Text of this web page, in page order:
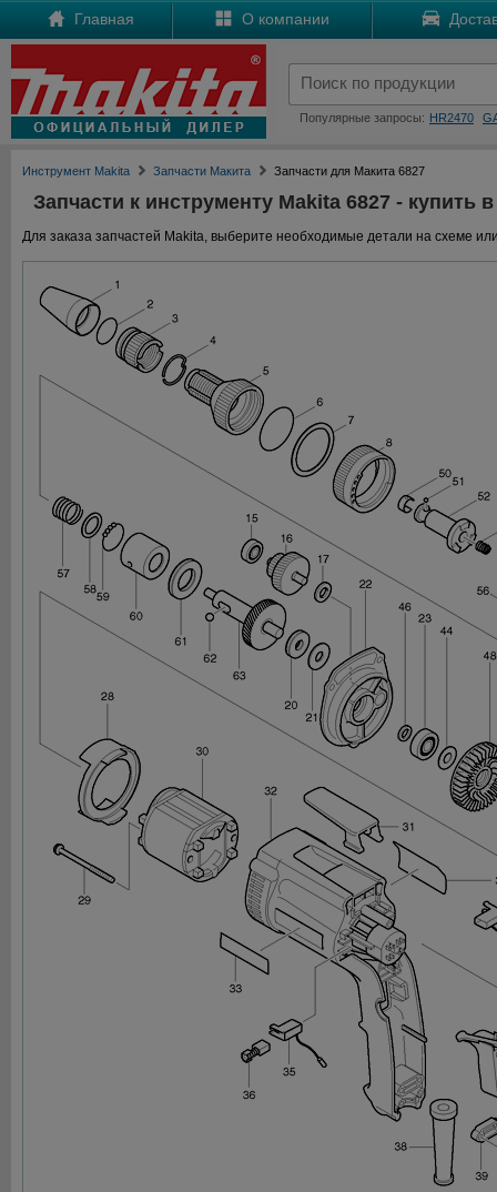
Главная О компании
Популярные запросы: HR2470
Инструмент Makita Запчасти Макита Запчасти для Макита 6827
Запчасти к инструменту Makita 6827 - купить
Для заказа запчастей Makita, выберите необходимые детали на схеме